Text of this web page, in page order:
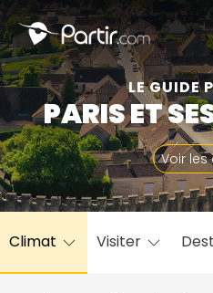
LE GUIDE
PARIS ET
Voir les
Climat Visiter
📍 Destinations populaires
☀️ Où partir par mois
Janvier